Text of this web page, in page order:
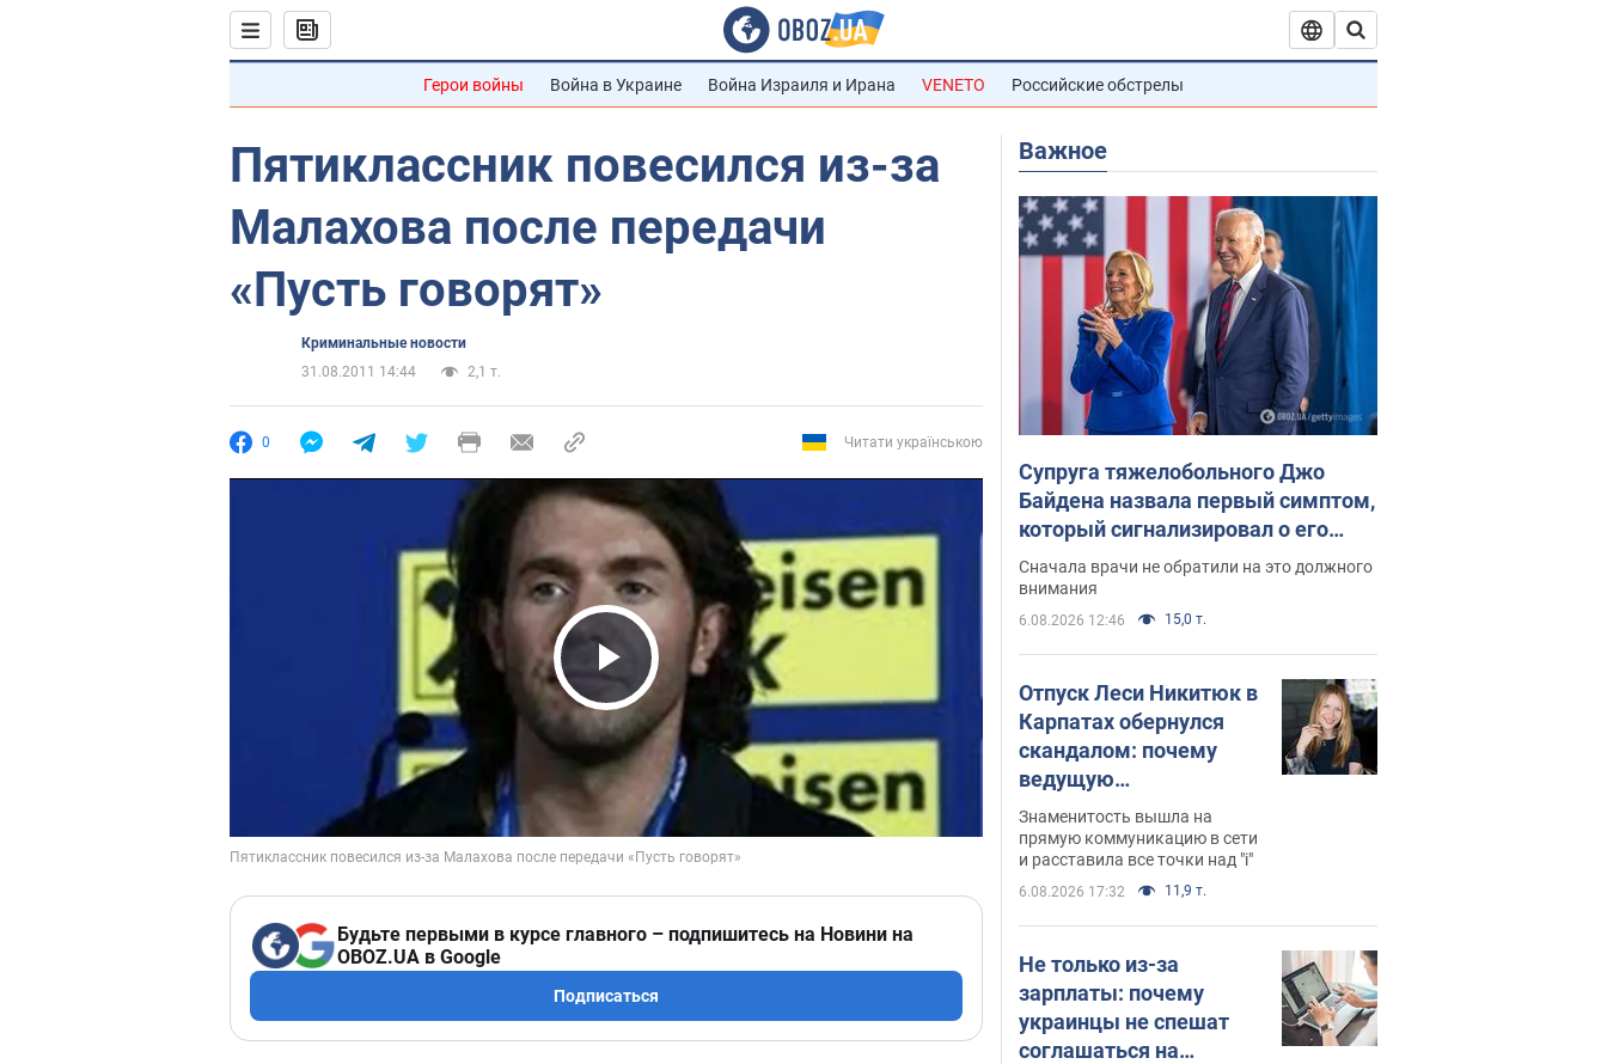
Герои войны Война в Украине Война Израиля и Ирана VENETO Российские обстрелы
Пятиклассник повесился из-за
Малахова после передачи
«Пусть говорят»
Криминальные новости
31.08.2011 14:44
2,1 т.
0 Читати українською
Play Video
Будьте первыми в курсе главного – подпишитесь на Новини на
OBOZ.UA в Google
Подписаться
Важное
Супруга тяжелобольного Джо
Байдена назвала первый симптом,
который сигнализировал о его
"агрессивном" раке
Сначала врачи не обратили на это должного
внимания
6.08.2026 12:46 15,0 т.
Отпуск Леси Никитюк в
Карпатах обернулся
скандалом: почему
ведущую
несправедливо
захейтили
Знаменитость вышла на
прямую коммуникацию в сети
и расставила все точки над "i"
6.08.2026 17:32 11,9 т.
Не только из-за
зарплаты: почему
украинцы не спешат
соглашаться на